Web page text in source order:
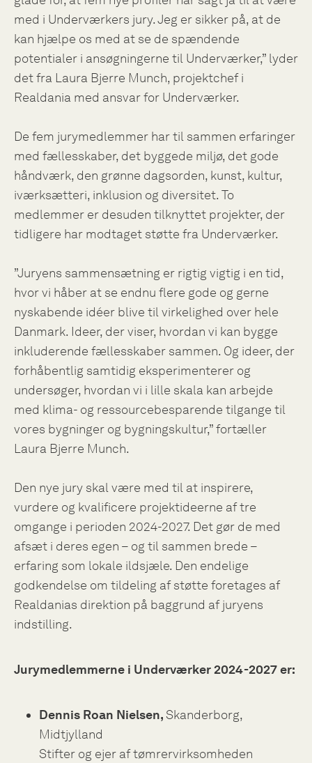
med i Underværkers jury. Jeg er sikker på, at de
kan hjælpe os med at se de spændende
potentialer i ansøgningerne til Underværker,” lyder
det fra Laura Bjerre Munch, projektchef i
Realdania med ansvar for Underværker.
De fem jurymedlemmer har til sammen erfaringer
med fællesskaber, det byggede miljø, det gode
håndværk, den grønne dagsorden, kunst, kultur,
iværksætteri, inklusion og diversitet. To
medlemmer er desuden tilknyttet projekter, der
tidligere har modtaget støtte fra Underværker.
”Juryens sammensætning er rigtig vigtig i en tid,
hvor vi håber at se endnu flere gode og gerne
nyskabende idéer blive til virkelighed over hele
Danmark. Ideer, der viser, hvordan vi kan bygge
inkluderende fællesskaber sammen. Og ideer, der
forhåbentlig samtidig eksperimenterer og
undersøger, hvordan vi i lille skala kan arbejde
med klima- og ressourcebesparende tilgange til
vores bygninger og bygningskultur,” fortæller
Laura Bjerre Munch.
Den nye jury skal være med til at inspirere,
vurdere og kvalificere projektideerne af tre
omgange i perioden 2024-2027. Det gør de med
afsæt i deres egen – og til sammen brede –
erfaring som lokale ildsjæle. Den endelige
godkendelse om tildeling af støtte foretages af
Realdanias direktion på baggrund af juryens
indstilling.
Jurymedlemmerne i Underværker 2024-2027 er:
Dennis Roan Nielsen,Skanderborg,
Midtjylland
Stifter og ejer af tømrervirksomheden